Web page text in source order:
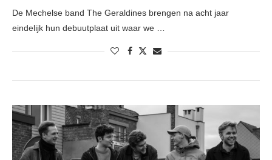
De Mechelse band The Geraldines brengen na acht jaar
eindelijk hun debuutplaat uit waar we …